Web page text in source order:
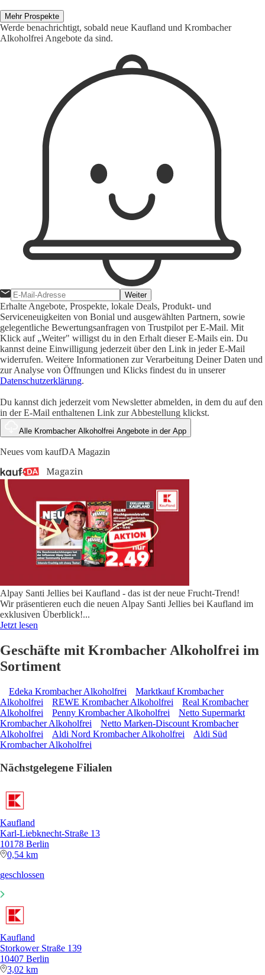
Mehr Prospekte
Werde benachrichtigt, sobald neue Kaufland und Krombacher
Alkoholfrei Angebote da sind.
Weiter
Erhalte Angebote, Prospekte, lokale Deals, Produkt- und
Serviceneuigkeiten von Bonial und ausgewählten Partnern, sowie
gelegentliche Bewertungsanfragen von Trustpilot per E-Mail. Mit
Klick auf „Weiter" willigst du in den Erhalt dieser E-Mails ein. Du
kannst deine Einwilligung jederzeit über den Link in jeder E-Mail
widerrufen. Weitere Informationen zur Verarbeitung Deiner Daten und
zur Analyse von Öffnungen und Klicks findest du in unserer
Datenschutzerklärung.
Du kannst dich jederzeit vom Newsletter abmelden, in dem du auf den
in der E-Mail enthaltenen Link zur Abbestellung klickst.
Alle Krombacher Alkoholfrei Angebote in der App
Neues vom kaufDA Magazin
Alpay Santi Jellies bei Kaufland - das ist der neue Frucht-Trend!
Wir präsentieren euch die neuen Alpay Santi Jellies bei Kaufland im
exklusiven Überblick!...
Jetzt lesen
Geschäfte mit Krombacher Alkoholfrei im
Sortiment
Edeka Krombacher Alkoholfrei
Marktkauf Krombacher
Alkoholfrei
REWE Krombacher Alkoholfrei
Real Krombacher
Alkoholfrei
Penny Krombacher Alkoholfrei
Netto Supermarkt
Krombacher Alkoholfrei
Netto Marken-Discount Krombacher
Alkoholfrei
Aldi Nord Krombacher Alkoholfrei
Aldi Süd
Krombacher Alkoholfrei
Nächstgelegene Filialen
Kaufland
Karl-Liebknecht-Straße 13
10178 Berlin
0,54 km
geschlossen
Kaufland
Storkower Straße 139
10407 Berlin
3,02 km